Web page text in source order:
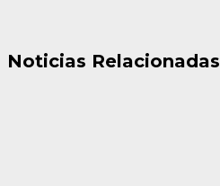
Noticias Relacionadas